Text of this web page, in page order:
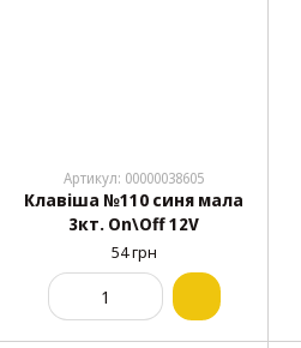
Артикул: 00000038605
Клавіша №110 синя мала
3кт. On\Off 12V
54 грн